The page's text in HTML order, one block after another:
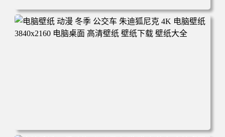
电脑壁纸 完美世界 荒天帝石昊 4K高清动漫壁纸 电脑桌面
高清壁纸 壁纸下载 壁纸大全